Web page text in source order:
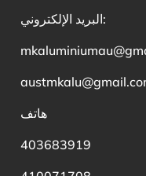
البريد الإلكتروني:
هاتف
403683919